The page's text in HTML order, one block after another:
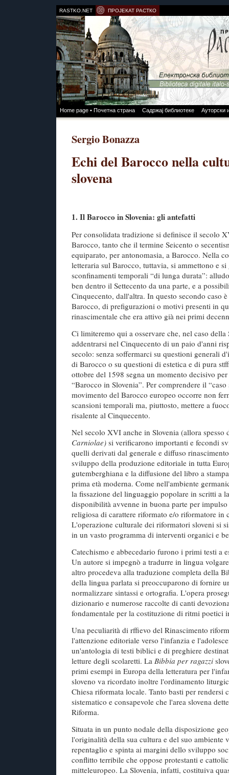
RASTKO.NET ПРОЈЕКАТ РАСТКО
Home page • Почетна страна Садржај библиотеке Ауторски
Sergio Bonazza
Echi del Barocco nella
slovena
1. Il Barocco in Slovenia: gli antefatti
Per consolidata tradizione si definisce il secolo
Barocco, tanto che il termine Seicento o
equiparato, per antonomasia, a Barocco. Nella
letteraria sul Barocco, tuttavia, si ammettono e
sconfinamenti temporali “di lunga durata”:
ben dentro il Settecento da una parte, e a
Cinquecento, dall'altra. In questo secondo caso
Barocco, di prefigurazioni o motivi presenti in
rinascimentale che era attivo già nei primi
Ci limiteremo qui a osservare che, nel caso della
addentrarsi nel Cinquecento di un paio d'anni
secolo: senza soffermarci su questioni generali
di Barocco o su questioni di estetica e di pura
ottobre del 1598 segna un momento decisivo
“Barocco in Slovenia”. Per comprendere il
movimento del Barocco europeo occorre non
scansioni temporali ma, piuttosto, mettere a
risalente al Cinquecento.
Nel secolo XVI anche in Slovenia (allora spesso
Carniolae) si verificarono importanti e fecondi
quelli derivati dal generale e diffuso
sviluppo della produzione editoriale in tutta
gutemberghiana e la diffusione del libro a
prima età moderna. Come nell'ambiente
la fissazione del linguaggio popolare in scritti a
disponibilità avvenne in buona parte per
religiosa di carattere riformato e/o riformatore in
L'operazione culturale dei riformatori sloveni si
in un vasto programma di interventi organici e
Catechismo e abbecedario furono i primi testi a
Un autore si impegnò a tradurre in lingua
altro procedeva alla traduzione completa della
della lingua parlata si preoccuparono di fornire
normalizzare sintassi e ortografia. L'opera
dizionario e numerose raccolte di canti
fondamentale per la costituzione di ritmi poetici
Una peculiarità di rffievo del Rinascimento
l'attenzione editoriale verso l'infanzia e
un'antologia di testi biblici e di preghiere
letture degli scolaretti. La Bibbia per ragazzi
primi esempi in Europa della letteratura per
sloveno va ricordato inoltre l'ordinamento
Chiesa riformata locale. Tanto basti per rendersi
sistematico e consapevole che l'area slovena
Riforma.
Situata in un punto nodale della disposizione
l'originalità della sua cultura e del suo ambiente
repentaglio e spinta ai margini dello sviluppo
conflitto terribile che oppose protestanti e
mitteleuropeo. La Slovenia, infatti, costituiva